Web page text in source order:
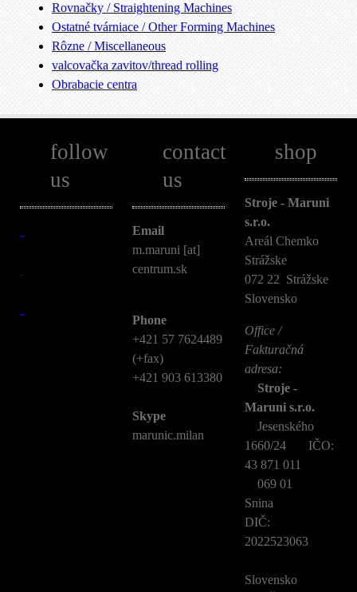
Rovnačky / Straightening Machines
Ostatné tvárniace / Other Forming Machines
Rôzne / Miscellaneous
valcovačka zavitov/thread rolling
Obrabacie centra
follow
us
contact
us
Email
m.maruni [at]
centrum.sk
Phone
+421 57 7624489
(+fax)
+421 903 613380
Skype
marunic.milan
shop
Stroje - Maruni
s.r.o.
Areál Chemko
Strážske
072 22 Strážske
Slovensko
Office /
Fakturačná
adresa:
Stroje -
Maruni s.r.o.
Jesenského
1660/24 IČO:
43 871 011
069 01
Snina
DIČ:
2022523063
Slovensko